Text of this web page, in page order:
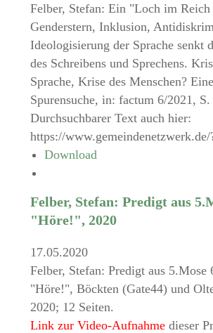
Felber, Stefan: Ein "Loch im Reich
Genderstern, Inklusion,
Ideologisierung der Sprache senkt
des Schreibens und Sprechens.
Sprache, Krise des Menschen? Eine
Spurensuche, in: factum 6/2021, S.
Durchsuchbarer Text auch hier:
https://www.gemeindenetzwerk.de/
Download
Felber, Stefan: Predigt aus
"Höre!", 2020
17.05.2020
Felber, Stefan: Predigt aus 5.Mose
"Höre!", Böckten (Gate44) und
2020; 12 Seiten.
Link zur Video-Aufnahmedieser